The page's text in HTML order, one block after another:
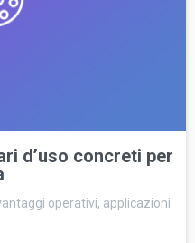
d’uso concreti per
operativi, applicazioni